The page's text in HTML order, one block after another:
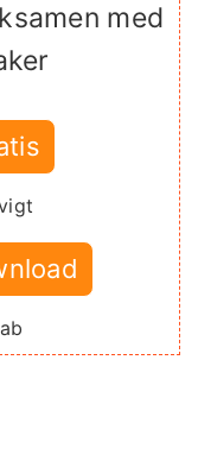
med